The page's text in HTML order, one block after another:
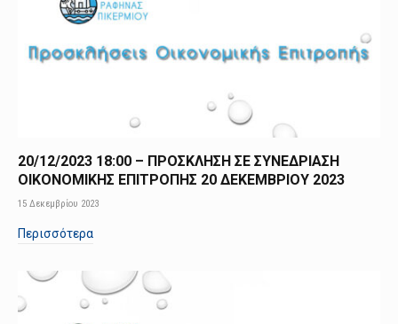
20/12/2023 18:00 – ΠΡΟΣΚΛΗΣΗ ΣΕ ΣΥΝΕΔΡΙΑΣΗ
ΟΙΚΟΝΟΜΙΚΗΣ ΕΠΙΤΡΟΠΗΣ 20 ΔΕΚΕΜΒΡΙΟΥ 2023
15 Δεκεμβρίου 2023
Περισσότερα